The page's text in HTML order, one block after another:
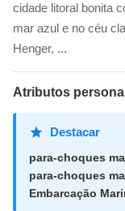
cidade litoral bonita
mar azul e no céu
Henger, ...
Atributos
Destacar
para-choques
para-choques
Embarcação